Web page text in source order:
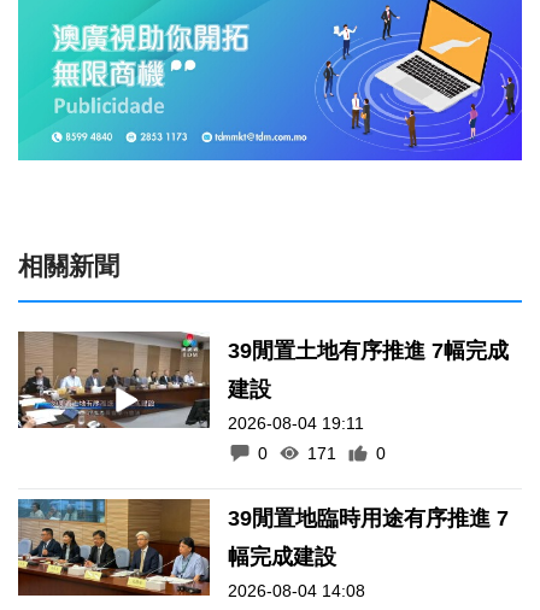
相關新聞
39閒置土地有序推進 7幅完成
建設
2026-08-04 19:11
0
171 0
39閒置地臨時用途有序推進 7
幅完成建設
2026-08-04 14:08